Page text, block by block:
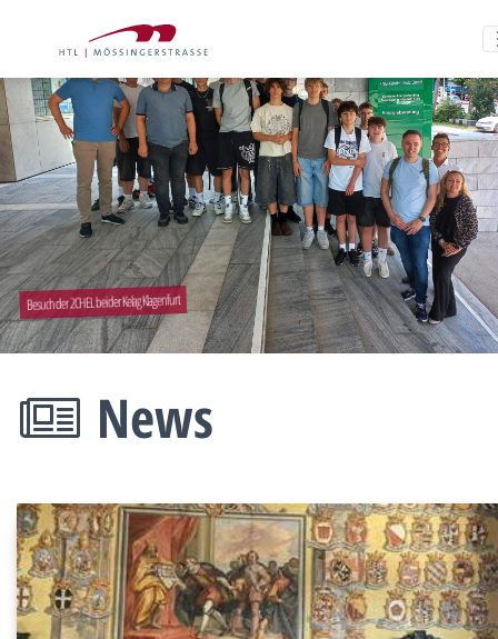
Besuch der 2CHEL bei der Kelag Klagenfurt
News